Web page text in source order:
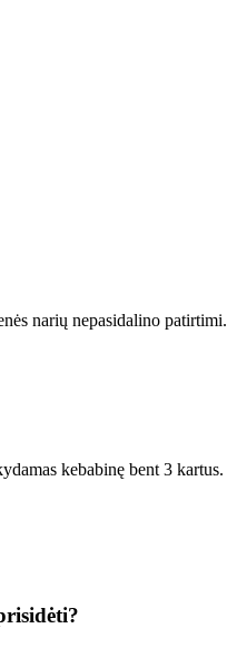
narių nepasidalino patirtimi.
kebabinę bent 3 kartus.